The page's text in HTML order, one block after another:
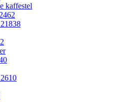
kaffestel
21838
2610